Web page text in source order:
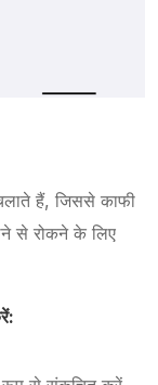
हैं, जिससे काफी
से रोकने के लिए